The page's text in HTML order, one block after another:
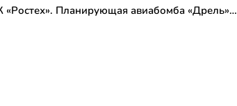
«Ростех». Планирующая авиабомба «Дрель»…